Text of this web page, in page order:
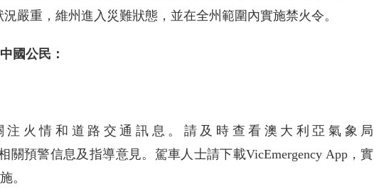
嚴重，維州進入災難狀態，並在全州範圍內實施禁火令。
國公民：
火情和道路交通訊息。請及時查看澳大利亞氣象局
關預警信息及指導意見。駕車人士請下載VicEmergency App，實
。